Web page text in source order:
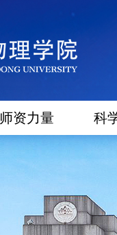
师资力量 科